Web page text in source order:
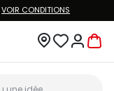
VOIR CONDITIONS